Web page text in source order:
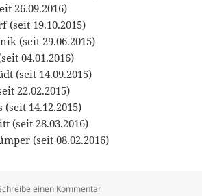
26.09.2016)
(seit 19.10.2015)
(seit 29.06.2015)
04.01.2016)
(seit 14.09.2015)
22.02.2015)
14.12.2015)
(seit 28.03.2016)
(seit 08.02.2016)
einen Kommentarzu Zusammenfassung